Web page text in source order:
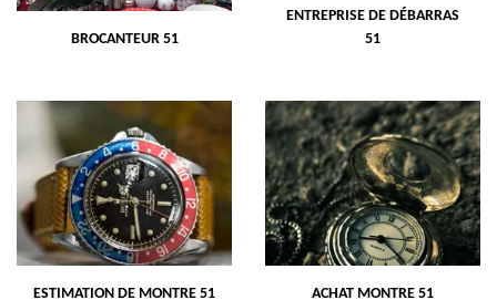
BROCANTEUR 51
ENTREPRISE DE DÉBARRAS
51
ESTIMATION DE MONTRE 51 ACHAT MONTRE 51